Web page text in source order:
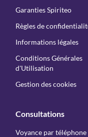
Garanties Spiriteo
Règles de
Informations légales
Conditions Générales
d'Utilisation
Gestion des cookies
Consultations
Voyance par téléphone